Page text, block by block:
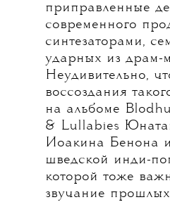
приправленные
современного
синтезаторами,
ударных из драм-
Неудивительно,
воссоздания
на альбоме
& Lullabies
Иоакина Бенона
шведской инди-
которой тоже
звучание